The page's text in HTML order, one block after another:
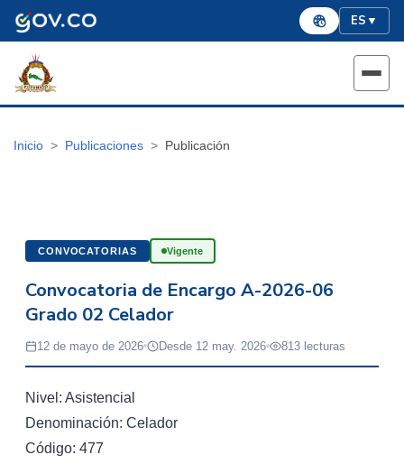
ES▼
Inicio Publicaciones Publicación
CONVOCATORIAS Vigente
Convocatoria de Encargo A-2026-06
Grado 02 Celador
12 de mayo de 2026 Desde 12 may. 2026 813 lecturas
Nivel: Asistencial
Denominación: Celador
Código: 477